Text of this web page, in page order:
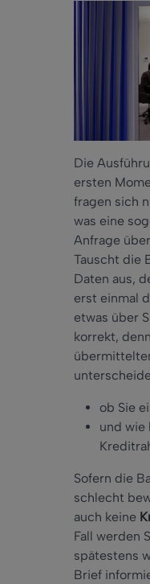
Die
ersten
fragen sich
was eine
Anfrage
Tauscht die
Daten aus,
erst einmal
etwas über
korrekt,
ob Sie
und wie
Sofern die
schlecht
auch keine
Fall werden
spätestens
Brief